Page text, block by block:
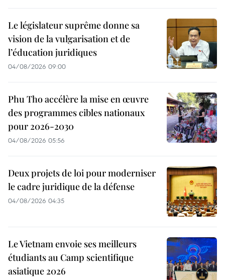
Le législateur suprême donne sa
vision de la vulgarisation et de
l’éducation juridiques
04/08/2026 09:00
Phu Tho accélère la mise en œuvre
des programmes cibles nationaux
pour 2026-2030
04/08/2026 05:56
Deux projets de loi pour moderniser
le cadre juridique de la défense
04/08/2026 04:35
Le Vietnam envoie ses meilleurs
étudiants au Camp scientifique
asiatique 2026